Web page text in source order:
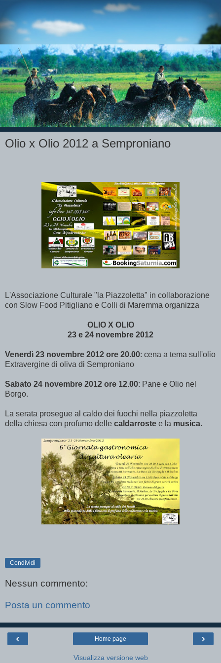
Olio x Olio 2012 a Semproniano
L'Associazione Culturale "la Piazzoletta" in collaborazione
con Slow Food Pitigliano e Colli di Maremma organizza
OLIO X OLIO
23 e 24 novembre 2012
Venerdì 23 novembre 2012 ore 20.00: cena a tema sull'olio
Extravergine di oliva di Semproniano
Sabato 24 novembre 2012 ore 12.00: Pane e Olio nel
Borgo.
La serata prosegue al caldo dei fuochi nella piazzoletta
della chiesa con profumo delle caldarroste e la musica.
Condividi
Nessun commento:
Posta un commento
‹ ›
Home page
Visualizza versione web